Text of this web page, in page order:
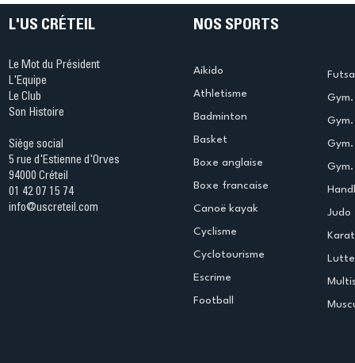
L'US CRÉTEIL
Le Mot du Président
L'Equipe
Le Club
Son Histoire
Siège social
5 rue d'Estienne d'Orves
94000 Créteil
01 42 07 15 74
info@uscreteil.com
NOS SPORTS
Aikido
Athletisme
Badminton
Basket
Boxe anglaise
Boxe francaise
Canoë kayak
Cyclisme
Cyclotourisme
Escrime
Football
Judo
Lutte